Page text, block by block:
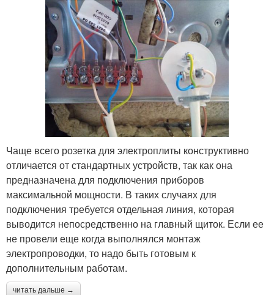
Чаще всего розетка для электроплиты конструктивно
отличается от стандартных устройств, так как она
предназначена для подключения приборов
максимальной мощности. В таких случаях для
подключения требуется отдельная линия, которая
выводится непосредственно на главный щиток. Если ее
не провели еще когда выполнялся монтаж
электропроводки, то надо быть готовым к
дополнительным работам.
читать дальше →